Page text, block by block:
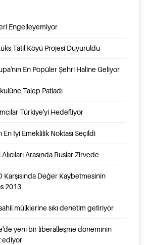
Engelleyemiyor
Tatil Köyü Projesi Duyuruldu
En Popüler Şehri Haline Geliyor
Talep Patladı
Türkiye'yi Hedefliyor
İyi Emeklilik Noktası Seçildi
Arasında Ruslar Zirvede
Karşısında Değer Kaybetmesinin
2013
mülklerine sıkı denetim getiriyor
yeni bir liberalleşme döneminin
ediyor